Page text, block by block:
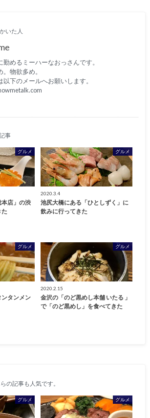
いた人
勤めるミーハーなおっさんです。
。物欲多め。
以下のメールへお願いします。
事
グルメ
本店」の渋
グルメ
2020.3.4
池尻大橋にある「ひとしずく」に
飲みに行ってきた
グルメ
タンメン
グルメ
2020.2.15
金沢の「のど黒めし本舗 いたる 」
で「のど黒めし」を食べてきた
の記事も人気です。
グルメ グルメ